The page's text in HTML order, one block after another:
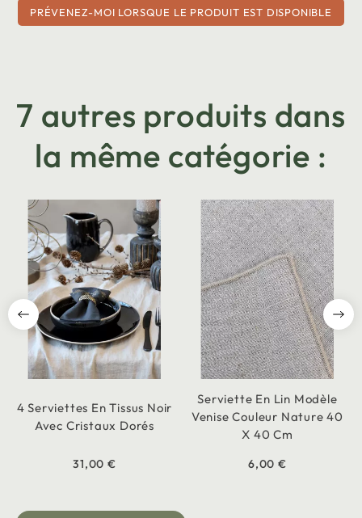
PRÉVENEZ-MOI LORSQUE LE PRODUIT EST DISPONIBLE
7 autres produits dans
la même catégorie :
4 Serviettes En Tissus Noir
Avec Cristaux Dorés
31,00 €
Serviette En Lin Modèle
Venise Couleur Nature 40
X 40 Cm
6,00 €